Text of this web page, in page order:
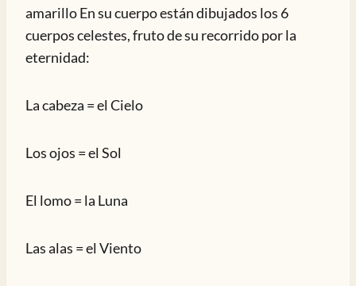
amarillo En su cuerpo están dibujados los 6
cuerpos celestes, fruto de su recorrido por la
eternidad:
La cabeza = el Cielo
Los ojos = el Sol
El lomo = la Luna
Las alas = el Viento